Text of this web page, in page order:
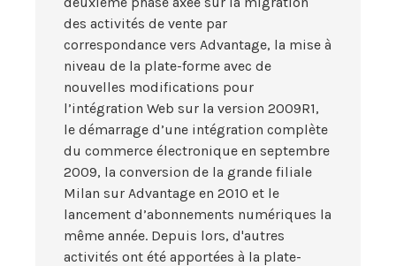
des activités de vente par
correspondance vers Advantage, la mise à
niveau de la plate-forme avec de
nouvelles modifications pour
l’intégration Web sur la version 2009R1,
le démarrage d’une intégration complète
du commerce électronique en septembre
2009, la conversion de la grande filiale
Milan sur Advantage en 2010 et le
lancement d’abonnements numériques la
même année. Depuis lors, d'autres
activités ont été apportées à la plate-